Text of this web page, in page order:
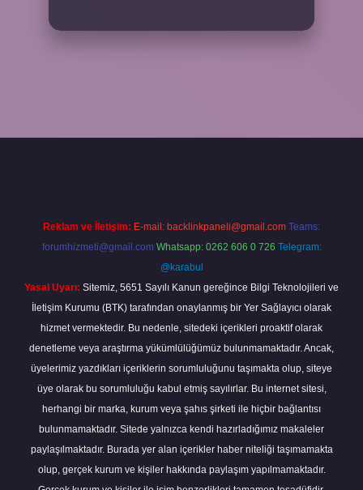
Reklam ve İletişim: E-mail: backlinkpaneli@gmail.com Teams:
forumhizmeti@gmail.com Whatsapp: 0262 606 0 726 Telegram:
@karabul
Yasal Uyarı: Sitemiz, 5651 Sayılı Kanun gereğince Bilgi Teknolojileri ve
İletişim Kurumu (BTK) tarafından onaylanmış bir Yer Sağlayıcı olarak
hizmet vermektedir. Bu nedenle, sitedeki içerikleri proaktif olarak
denetleme veya araştırma yükümlülüğümüz bulunmamaktadır. Ancak,
üyelerimiz yazdıkları içeriklerin sorumluluğunu taşımakta olup, siteye
üye olarak bu sorumluluğu kabul etmiş sayılırlar. Bu internet sitesi,
herhangi bir marka, kurum veya şahıs şirketi ile hiçbir bağlantısı
bulunmamaktadır. Sitede yalnızca kendi hazırladığımız makaleler
paylaşılmaktadır. Burada yer alan içerikler haber niteliği taşımamakta
olup, gerçek kurum ve kişiler hakkında paylaşım yapılmamaktadır.